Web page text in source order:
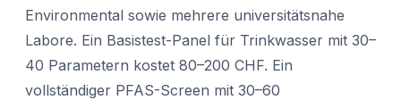
Environmental sowie mehrere universitätsnahe
Labore. Ein Basistest-Panel für Trinkwasser mit 30–
40 Parametern kostet 80–200 CHF. Ein
vollständiger PFAS-Screen mit 30–60